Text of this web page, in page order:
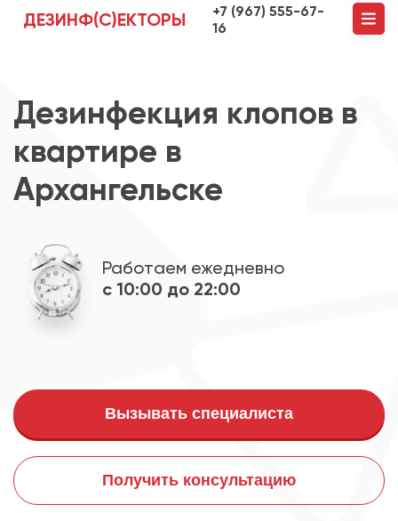
ДЕЗИНФ(С)ЕКТОРЫ
+7 (967) 555-67-
16
Дезинфекция клопов в
квартире в
Архангельске
Работаем ежедневно
с 10:00 до 22:00
Вызывать специалиста
Получить консультацию